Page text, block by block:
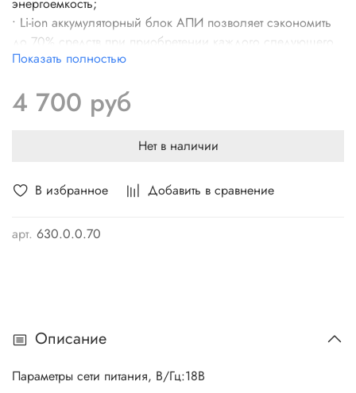
В избранное Добавить в сравнение
арт. 630.0.0.70
энергоемкость;
• Li-ion аккумуляторный блок АПИ позволяет сэкономить
до 70% средств при приобретении каждого следующего
инструмента;
• защита от непреднамеренного включения;
• защитный шток и защитный экран;
Показать полностью
4 700 руб
Нет в наличии
Описание
Параметры сети питания, В/Гц:18В